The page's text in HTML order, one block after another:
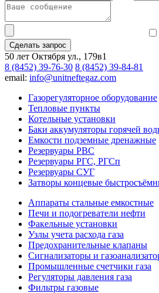
Сделать запрос
50 лет Октября ул., 179в1
8 (8452) 39-76-30 8 (8452) 39-84-81
email: info@unitneftegaz.com
Газорегуляторное оборудование
Тепловые пункты
Котельные установки
Баки аккумуляторы горячей
Емкости подземные дренажные
Резервуары РВС
Резервуары РГС, РГСп
Резервуары СУГ
Затворы концевые
Аппараты стальные емкостные
Печи и подогреватели нефти
Факельные установки
Узлы учета расхода газа
Предохранительные клапаны
Сигнализаторы и
Промышленные счетчики газа
Регуляторы давления газа
Фильтры газовые